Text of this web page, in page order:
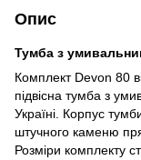
Опис
Тумба з
Комплект Devon 80
підвісна тумба з
Україні. Корпус
штучного каменю
Розміри комплекту